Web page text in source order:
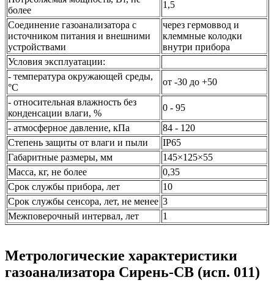
более
1,5
Соединение газоанализатора с
источником питания и внешними
устройствами
через гермоввод и
клеммные колодки
внутри прибора
Условия эксплуатации:
- температура окружающей среды,
°С
от -30 до +50
- относительная влажность без
конденсации влаги, %
0 - 95
- атмосферное давление, кПа
84 - 120
Степень защиты от влаги и пыли
IP65
Габаритные размеры, мм
145×125×55
Масса, кг, не более
0,35
Срок службы прибора, лет
10
Срок службы сенсора, лет, не менее 3
Межповерочный интервал, лет
1
Метрологические характеристики
газоанализатора Сирень-СВ (исп. 011)